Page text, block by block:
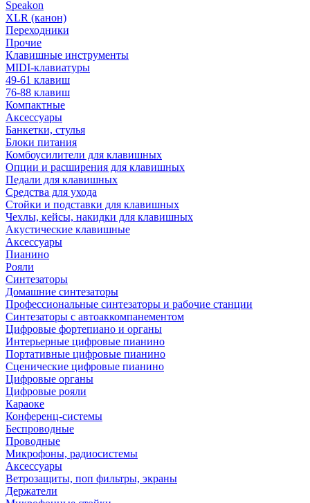
Speakon
XLR (канон)
Переходники
Прочие
Клавишные инструменты
MIDI-клавиатуры
49-61 клавиш
76-88 клавиш
Компактные
Аксессуары
Банкетки, стулья
Блоки питания
Комбоусилители для клавишных
Опции и расширения для клавишных
Педали для клавишных
Средства для ухода
Стойки и подставки для клавишных
Чехлы, кейсы, накидки для клавишных
Акустические клавишные
Аксессуары
Пианино
Рояли
Синтезаторы
Домашние синтезаторы
Профессиональные синтезаторы и рабочие станции
Синтезаторы с автоаккомпанементом
Цифровые фортепиано и органы
Интерьерные цифровые пианино
Портативные цифровые пианино
Сценические цифровые пианино
Цифровые органы
Цифровые рояли
Караоке
Конференц-системы
Беспроводные
Проводные
Микрофоны, радиосистемы
Аксессуары
Ветрозащиты, поп фильтры, экраны
Держатели